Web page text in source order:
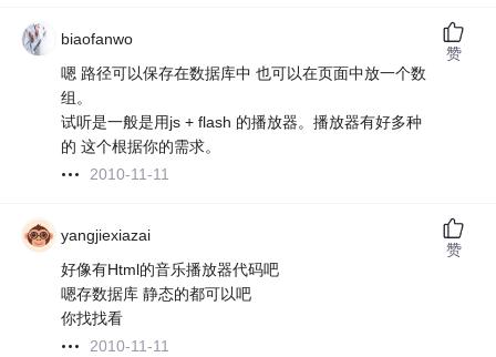
biaofanwo
嗯 路径可以保存在数据库中 也可以在页面中放一个数
组。
试听是一般是用js + flash 的播放器。播放器有好多种
的 这个根据你的需求。
2010-11-11
赞
yangjiexiazai
好像有Html的音乐播放器代码吧
嗯存数据库 静态的都可以吧
你找找看
2010-11-11
赞